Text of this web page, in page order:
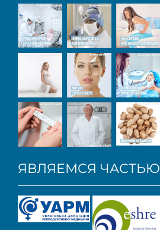
ЯВЛЯЕМСЯ ЧАСТЬЮ